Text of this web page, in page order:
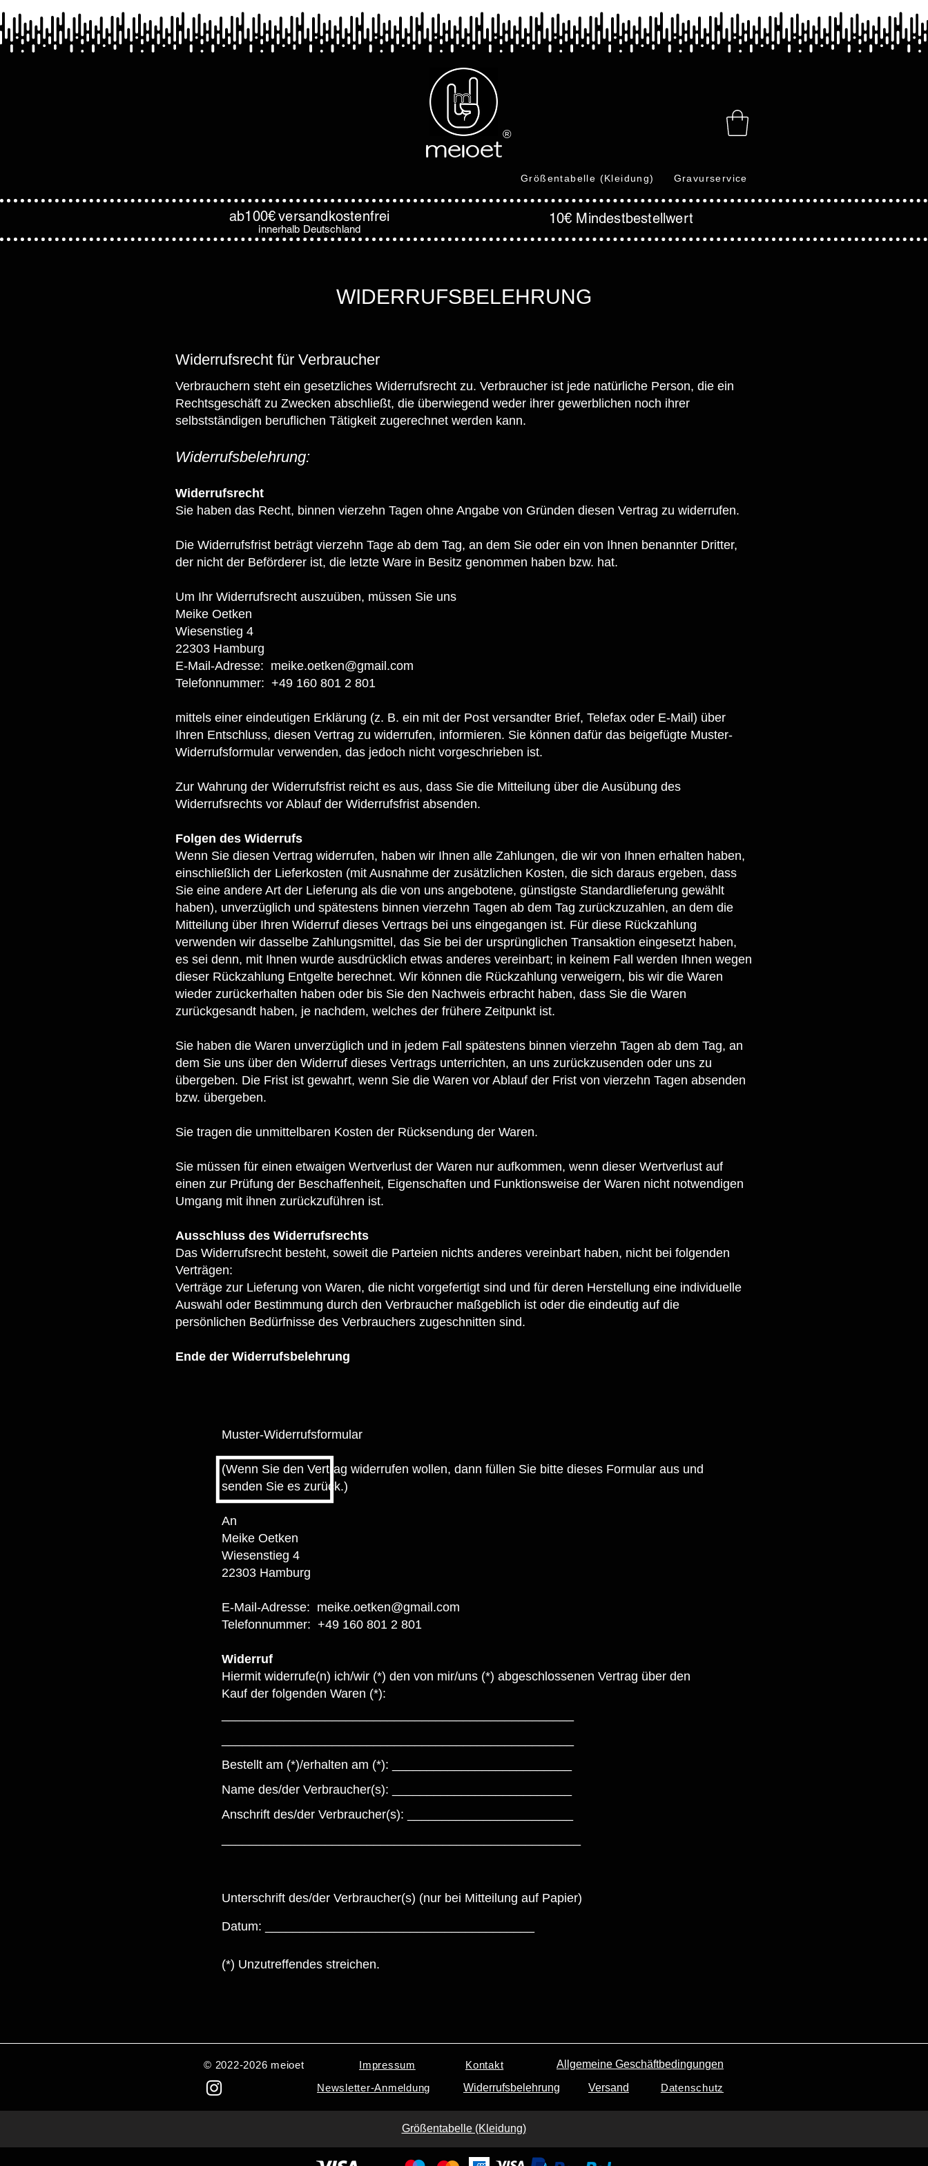
®
Größentabelle (Kleidung) Gravurservice
ab100€versandkostenfrei
innerhalb Deutschland
10€ Mindestbestellwert
WIDERRUFSBELEHRUNG
Widerrufsrecht für Verbraucher
Verbrauchern steht ein gesetzliches Widerrufsrecht zu. Verbraucher ist jede natürliche Person, die ein
Rechtsgeschäft zu Zwecken abschließt, die überwiegend weder ihrer gewerblichen noch ihrer
selbstständigen beruflichen Tätigkeit zugerechnet werden kann.
Widerrufsbelehrung:
Widerrufsrecht
Sie haben das Recht, binnen vierzehn Tagen ohne Angabe von Gründen diesen Vertrag zu widerrufen.
Die Widerrufsfrist beträgt vierzehn Tage ab dem Tag, an dem Sie oder ein von Ihnen benannter Dritter,
der nicht der Beförderer ist, die letzte Ware in Besitz genommen haben bzw. hat.
Um Ihr Widerrufsrecht auszuüben, müssen Sie uns
Meike Oetken
Wiesenstieg 4
22303 Hamburg
E-Mail-Adresse: meike.oetken@gmail.com
Telefonnummer: +49 160 801 2 801
mittels einer eindeutigen Erklärung (z. B. ein mit der Post versandter Brief, Telefax oder E-Mail) über
Ihren Entschluss, diesen Vertrag zu widerrufen, informieren. Sie können dafür das beigefügte Muster-
Widerrufsformular verwenden, das jedoch nicht vorgeschrieben ist.
Zur Wahrung der Widerrufsfrist reicht es aus, dass Sie die Mitteilung über die Ausübung des
Widerrufsrechts vor Ablauf der Widerrufsfrist absenden.
Folgen des Widerrufs
Wenn Sie diesen Vertrag widerrufen, haben wir Ihnen alle Zahlungen, die wir von Ihnen erhalten haben,
einschließlich der Lieferkosten (mit Ausnahme der zusätzlichen Kosten, die sich daraus ergeben, dass
Sie eine andere Art der Lieferung als die von uns angebotene, günstigste Standardlieferung gewählt
haben), unverzüglich und spätestens binnen vierzehn Tagen ab dem Tag zurückzuzahlen, an dem die
Mitteilung über Ihren Widerruf dieses Vertrags bei uns eingegangen ist. Für diese Rückzahlung
verwenden wir dasselbe Zahlungsmittel, das Sie bei der ursprünglichen Transaktion eingesetzt haben,
es sei denn, mit Ihnen wurde ausdrücklich etwas anderes vereinbart; in keinem Fall werden Ihnen wegen
dieser Rückzahlung Entgelte berechnet. Wir können die Rückzahlung verweigern, bis wir die Waren
wieder zurückerhalten haben oder bis Sie den Nachweis erbracht haben, dass Sie die Waren
zurückgesandt haben, je nachdem, welches der frühere Zeitpunkt ist.
Sie haben die Waren unverzüglich und in jedem Fall spätestens binnen vierzehn Tagen ab dem Tag, an
dem Sie uns über den Widerruf dieses Vertrags unterrichten, an uns zurückzusenden oder uns zu
übergeben. Die Frist ist gewahrt, wenn Sie die Waren vor Ablauf der Frist von vierzehn Tagen absenden
bzw. übergeben.
Sie tragen die unmittelbaren Kosten der Rücksendung der Waren.
Sie müssen für einen etwaigen Wertverlust der Waren nur aufkommen, wenn dieser Wertverlust auf
einen zur Prüfung der Beschaffenheit, Eigenschaften und Funktionsweise der Waren nicht notwendigen
Umgang mit ihnen zurückzuführen ist.
Ausschluss des Widerrufsrechts
Das Widerrufsrecht besteht, soweit die Parteien nichts anderes vereinbart haben, nicht bei folgenden
Verträgen:
Verträge zur Lieferung von Waren, die nicht vorgefertigt sind und für deren Herstellung eine individuelle
Auswahl oder Bestimmung durch den Verbraucher maßgeblich ist oder die eindeutig auf die
persönlichen Bedürfnisse des Verbrauchers zugeschnitten sind.
Ende der Widerrufsbelehrung
Muster-Widerrufsformular
(Wenn Sie den Vertrag widerrufen wollen, dann füllen Sie bitte dieses Formular aus und
senden Sie es zurück.)
An
Meike Oetken
Wiesenstieg 4
22303 Hamburg
E-Mail-Adresse: meike.oetken@gmail.com
Telefonnummer: +49 160 801 2 801
Widerruf
Hiermit widerrufe(n) ich/wir (*) den von mir/uns (*) abgeschlossenen Vertrag über den
Kauf der folgenden Waren (*):
Bestellt am (*)/erhalten am (*): __________________________
Name des/der Verbraucher(s): __________________________
Anschrift des/der Verbraucher(s): ________________________
Unterschrift des/der Verbraucher(s) (nur bei Mitteilung auf Papier)
Datum: _______________________________________
(*) Unzutreffendes streichen.
© 2022-2026 meioet
Impressum
Newsletter-Anmeldung
Kontakt
Allgemeine Geschäftbedingungen
Widerrufsbelehrung
Versand Datenschutz
Größentabelle (Kleidung)